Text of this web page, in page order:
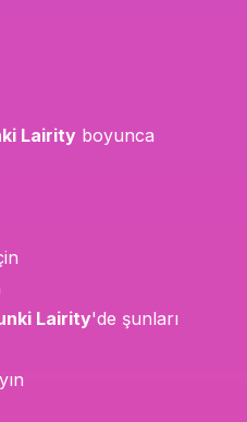
Lairity boyunca
Lairity'de şunları